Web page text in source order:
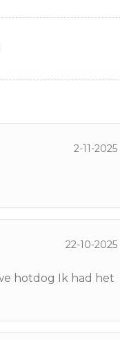
2-11-2025
22-10-2025
hotdog Ik had het